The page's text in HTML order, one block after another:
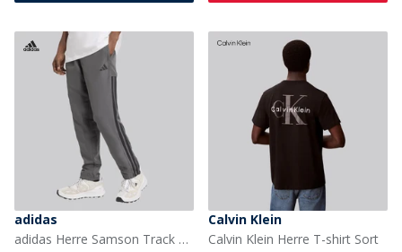
adidas
adidas Herre Samson Track Pants Grey Six/Sort
Calvin Klein
Calvin Klein Herre T-shirt Sort